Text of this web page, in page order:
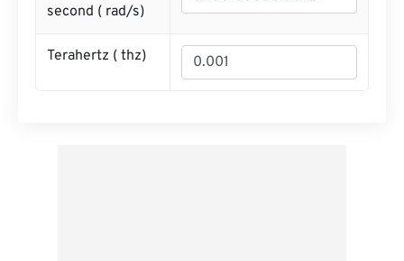
second ( rad/s)
Terahertz ( thz)